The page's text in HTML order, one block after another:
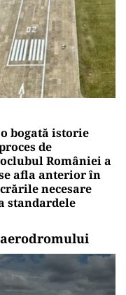
bogată istorie
de
României a
afla anterior în
necesare
standardele